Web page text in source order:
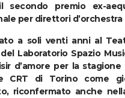
secondo premio ex-
per direttori d’orchestra
a soli venti anni al
Laboratorio Spazio
d’amore per la
CRT di Torino come
riconfermato anche